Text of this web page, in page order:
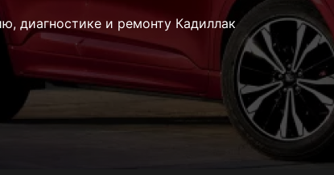
диагностике и ремонту Кадиллак